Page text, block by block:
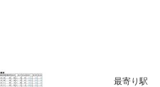
最寄り駅